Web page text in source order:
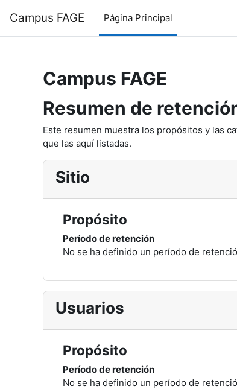
Campus FAGE Página Principal
Campus FAGE
Resumen de
Este resumen muestra los propósitos y las
que las aquí listadas.
Sitio
Propósito
Período de retención
No se ha definido un período de
Usuarios
Propósito
Período de retención
No se ha definido un período de